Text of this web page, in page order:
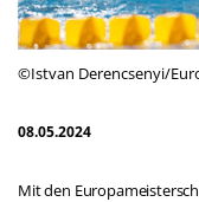
©Istvan Derencsenyi/
08.05.2024
Mit den